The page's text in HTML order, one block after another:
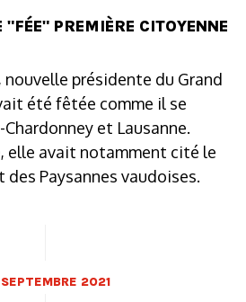
"FÉE" PREMIÈRE CITOYENNE
nouvelle présidente du Grand
été fêtée comme il se
et Lausanne.
elle avait notamment cité le
Paysannes vaudoises.
2021